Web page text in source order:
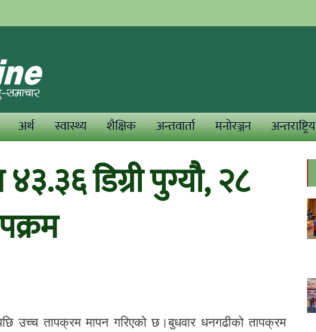
अर्थ स्वास्थ्य शैक्षिक अन्तवार्ता मनोरञ्जन अन्तराष्ट्रिय
डिग्री पुग्यौ, २८
उच्च तापक्रम मापन गरिएको छ।बुधवार धनगढीको तापक्रम